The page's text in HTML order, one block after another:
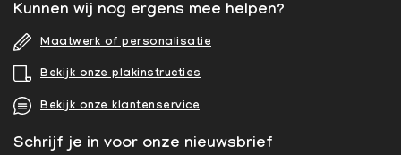
Kunnen wij nog ergens mee helpen?
Maatwerk of personalisatie
Bekijk onze plakinstructies
Bekijk onze klantenservice
Schrijf je in voor onze nieuwsbrief